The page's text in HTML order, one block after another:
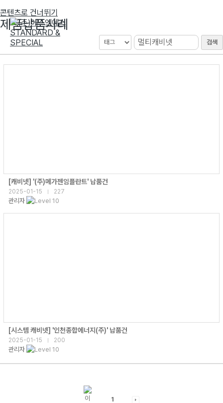
콘텐츠로 건너뛰기
제품납품사례
검색
[캐비넷] '(주)메가젠임플란트' 납품건
2025-01-15 | 227
관리자
[시스템 캐비넷] '인천종합에너지(주)' 납품건
2025-01-15 | 200
관리자
1